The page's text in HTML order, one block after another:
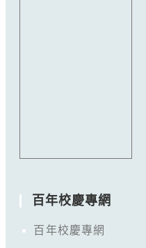
百年校慶專網
百年校慶專網